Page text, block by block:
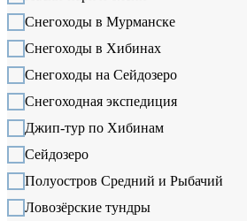
Снегоходы в Мурманске
Снегоходы в Хибинах
Снегоходы на Сейдозеро
Снегоходная экспедиция
Джип-тур по Хибинам
Сейдозеро
Полуостров Средний и Рыбачий
Ловозёрские тундры